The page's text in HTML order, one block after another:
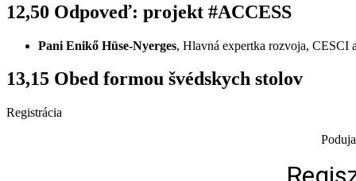
12,50 Odpoveď: projekt #ACCESS
Pani Enikő Hüse-Nyerges, Hlavná expertka rozvoja, CESCI
13,15 Obed formou švédskych stolov
Registrácia